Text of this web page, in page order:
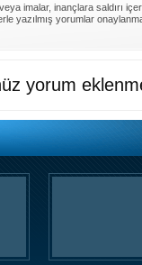
imalar, inançlara saldırı
yazılmış yorumlar
yorum